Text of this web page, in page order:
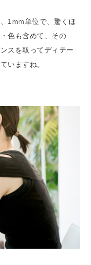
1mm単位で、驚くほ
色も含めて、その
スを取ってディテー
いますね。